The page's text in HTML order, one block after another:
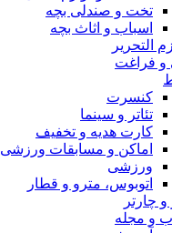
تخت و صندلی بچه
اسباب و اثاث بچه
التحریر
فراغت
کنسرت
تئاتر و سینما
کارت هدیه و تخفیف
اماکن و مسابقات ورزشی
ورزشی
اتوبوس، مترو و قطار
و چارتر
و مجله